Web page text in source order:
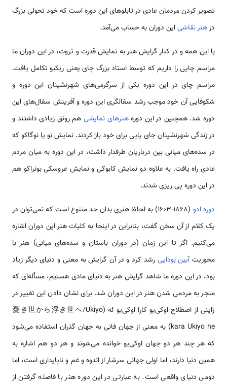
تصویر کردن مردمان عادی در تابلوهای این دوره است که خود تحولی بزرگ
درهنر نقاشیاین دوران به حساب می‌آمد.
با این همه و در کنار گرایش هنر به نمایش قدرت و ثروت، در این دوران ما
مراسم چایی را داریم که توسط استاد بزرگ چای یعنی ریکیو تکامل یافت.
مراسم چای در این دوره یکی از سرگرمی‌های شهرنشینان این دوره و
شکوفایی آن خود موجب رشد سفالگری این دوره و آفرینش سفال‌های این
دوره شد. همچنین در این دورههنرهای نمایشی هم رونق زیادی داشتند و
در زندگی شهرنشینان جای پایی برای خود باز کردند. نمایش نو یا نوگاکو که
در سده‌های میانی بین درباریان طرفدار داشت، در این دوره به میان مردم
عادی راه یافت. به علاوه دو نمایش کابوکی و نمایش عروسکی بونراکو هم
در این دوره پی ریزی شدند.
دوره ادو
(1868-1603) به لحاظ هنری بدان حد متنوع است که نمی‌توان در
یک کلام از آن سخن گفت، بنابراین در اینجا به کلیات هنر این دوران اشاره
می‌کنیم. اگر تا این زمان (در دوران باستان و سده‌های میانی) هنر با
محوریتآیین بودایی رشد کرد و در آن گرایش به معنی و دنیای دیگر زیاد
بود، در این دوره ما شاهد گرایش هنر به دنیای مادی هستیم، مسأله‌ای که
منجر به مردمی شدن هنر در این دوران شد. برای نشان دادن این تغییر در
ژاپنی از اصطلاح اوکی‌یو کارا اوکی‌یو ئه (憂き世から浮き世へ/Ukiyo
kara Ukiyo he) به معنی از جهان فانی به جهان گذران استفاده می‌شود
که هر چند هر دو جهان اوکی‌یو خوانده می‌شوند و هر دو هم اشاره به
همین دنیا دارند، اما اولی جهانی سرشار از اندوه و غم و ناپایداری است، اما
دومی دنیای واقعی است. به عبارتی در این دوره هنر با فاصله گرفتن از